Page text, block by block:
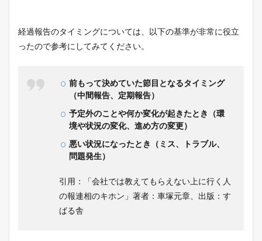
経過報告のタイミングについては、以下の基準が非常に役立
ったので参考にしてみてください。
前もって決めていた節目となるタイミング
（中間報告、定期報告）
予定外のことや何か変化が起きたとき（環
境や状況の変化、進め方の変更）
悪い状況になったとき（ミス、トラブル、
問題発生）
引用：「会社では教えてもらえない上に行く人
の報連相のキホン」著者：車塚元章、出版：す
ばる舎